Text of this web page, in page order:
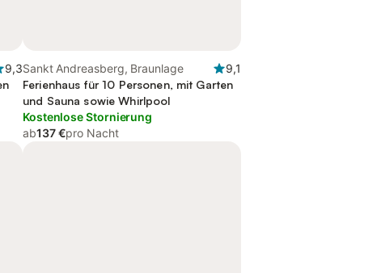
9,3Sankt Andreasberg, Braunlage
9,1
Ferienhaus für 10 Personen, mit Garten
und Sauna sowie Whirlpool
Kostenlose Stornierung
ab137 €pro Nacht